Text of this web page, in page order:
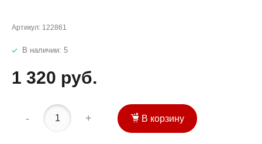
Артикул: 122861
В наличии: 5
1 320 руб.
- + В корзину